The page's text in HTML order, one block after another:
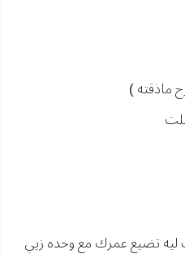
ماذقته )
ليه تضيع عمرك مع وحده زيي